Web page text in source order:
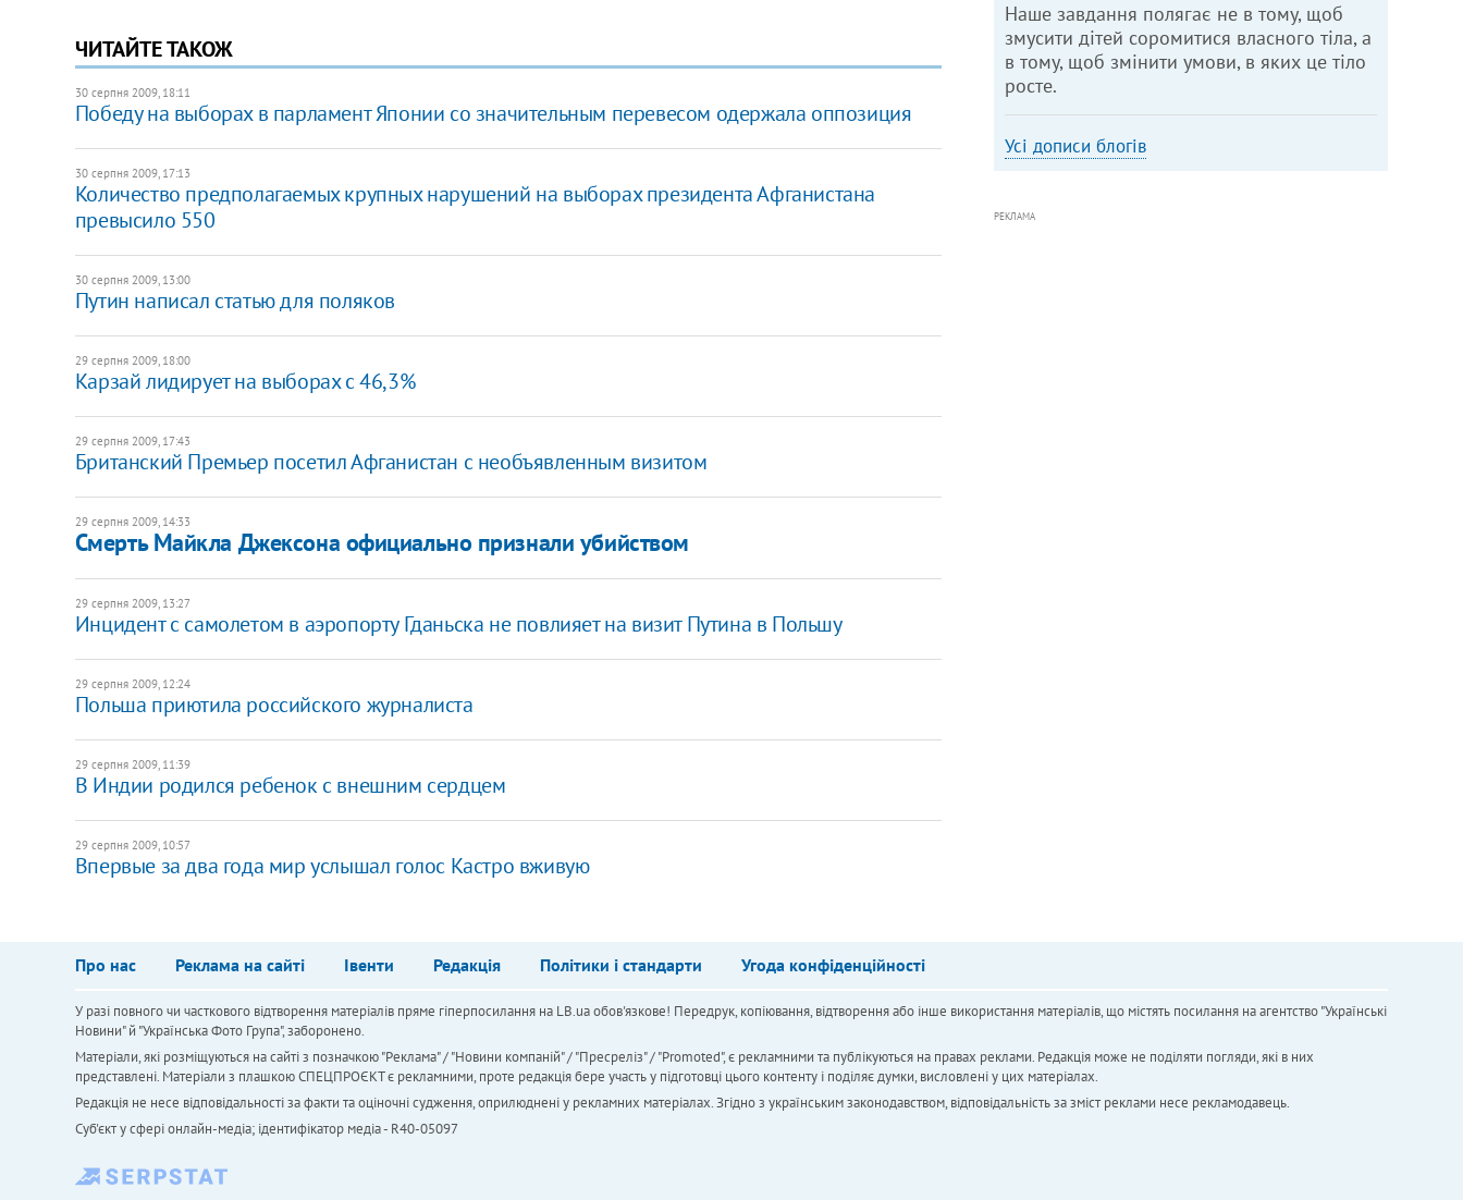
ЧИТАЙТЕ ТАКОЖ
30 серпня 2009, 18:11
Победу на выборах в парламент Японии со значительным перевесом одержала оппозиция
30 серпня 2009, 17:13
Количество предполагаемых крупных нарушений на выборах президента Афганистана
превысило 550
30 серпня 2009, 13:00
Путин написал статью для поляков
29 серпня 2009, 18:00
Карзай лидирует на выборах с 46,3%
29 серпня 2009, 17:43
Британский Премьер посетил Афганистан с необъявленным визитом
29 серпня 2009, 14:33
Смерть Майкла Джексона официально признали убийством
29 серпня 2009, 13:27
Инцидент с самолетом в аэропорту Гданьска не повлияет на визит Путина в Польшу
29 серпня 2009, 12:24
Польша приютила российского журналиста
29 серпня 2009, 11:39
В Индии родился ребенок с внешним сердцем
29 серпня 2009, 10:57
Впервые за два года мир услышал голос Кастро вживую
Наше завдання полягає не в тому, щоб
змусити дітей соромитися власного тіла, а
в тому, щоб змінити умови, в яких це тіло
росте.
Усі дописи блогів
РЕКЛАМА
Про нас Реклама на сайті Івенти Редакція Політики і стандарти Угода конфіденційності
У разі повного чи часткового відтворення матеріалів пряме гіперпосилання на LB.ua обов'язкове! Передрук, копіювання, відтворення або інше використання матеріалів, що містять посилання на агентство "Українськi
Новини" й "Українська Фото Група", заборонено.
Матеріали, які розміщуються на сайті з позначкою "Реклама" / "Новини компаній" / "Пресреліз" / "Promoted", є рекламними та публікуються на правах реклами. Редакція може не поділяти погляди, які в них
представлені. Матеріали з плашкою СПЕЦПРОЄКТ є рекламними, проте редакція бере участь у підготовці цього контенту і поділяє думки, висловлені у цих матеріалах.
Редакція не несе відповідальності за факти та оціночні судження, оприлюднені у рекламних матеріалах. Згідно з українським законодавством, відповідальність за зміст реклами несе рекламодавець.
Cуб'єкт у сфері онлайн-медіа; ідентифікатор медіа - R40-05097